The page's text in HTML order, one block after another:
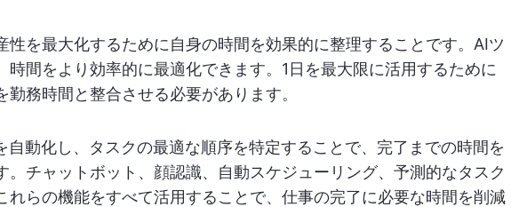
性を最大化するために自身の時間を効果的に整理することです。AIツ
時間をより効率的に最適化できます。1日を最大限に活用するために
勤務時間と整合させる必要があります。
自動化し、タスクの最適な順序を特定することで、完了までの時間を
。チャットボット、顔認識、自動スケジューリング、予測的なタスク
れらの機能をすべて活用することで、仕事の完了に必要な時間を削減